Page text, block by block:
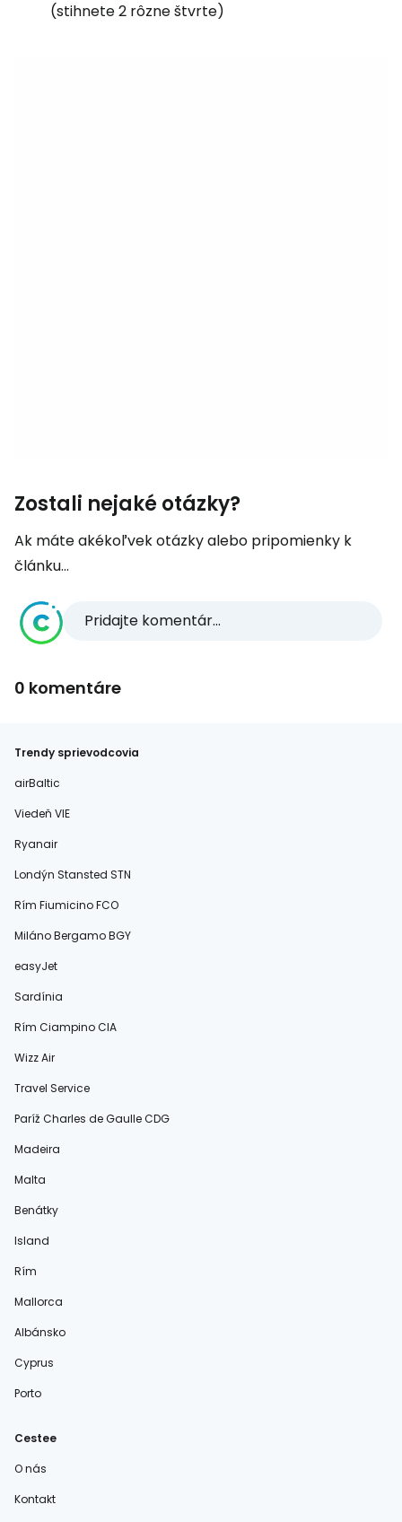
(stihnete 2 rôzne štvrte)
Zostali nejaké otázky?
Ak máte akékoľvek otázky alebo pripomienky k
článku...
Pridajte komentár...
0 komentáre
Trendy sprievodcovia
airBaltic
Viedeň VIE
Ryanair
Londýn Stansted STN
Rím Fiumicino FCO
Miláno Bergamo BGY
easyJet
Sardínia
Rím Ciampino CIA
Wizz Air
Travel Service
Paríž Charles de Gaulle CDG
Madeira
Malta
Benátky
Island
Rím
Mallorca
Albánsko
Cyprus
Porto
Cestee
O nás
Kontakt